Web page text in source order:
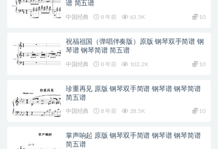
谱 简五谱
中国经典 8 年前 63.5K 10
祝福祖国（弹唱伴奏版）原版 钢琴双手简谱 钢
琴谱 钢琴简谱 简五谱
中国经典 8 年前 102.2K 10
珍重再见 原版 钢琴双手简谱 钢琴谱 钢琴简谱
简五谱
中国经典 8 年前 28.5K 10
掌声响起 原版 钢琴双手简谱 钢琴谱 钢琴简谱
简五谱